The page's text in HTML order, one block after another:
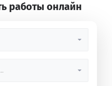
работы онлайн